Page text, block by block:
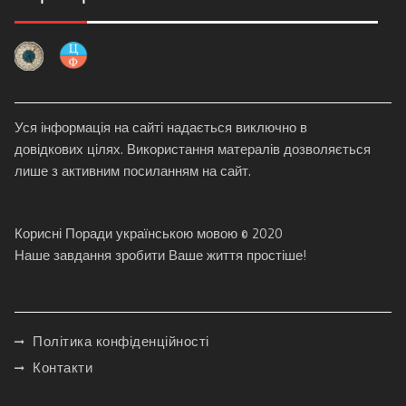
Уся інформація на сайті надається виключно в
довідкових цілях. Використання матералів дозволяється
лише з активним посиланням на сайт.
Корисні Поради українською мовою © 2020
Наше завдання зробити Ваше життя простіше!
Політика конфіденційності
Контакти